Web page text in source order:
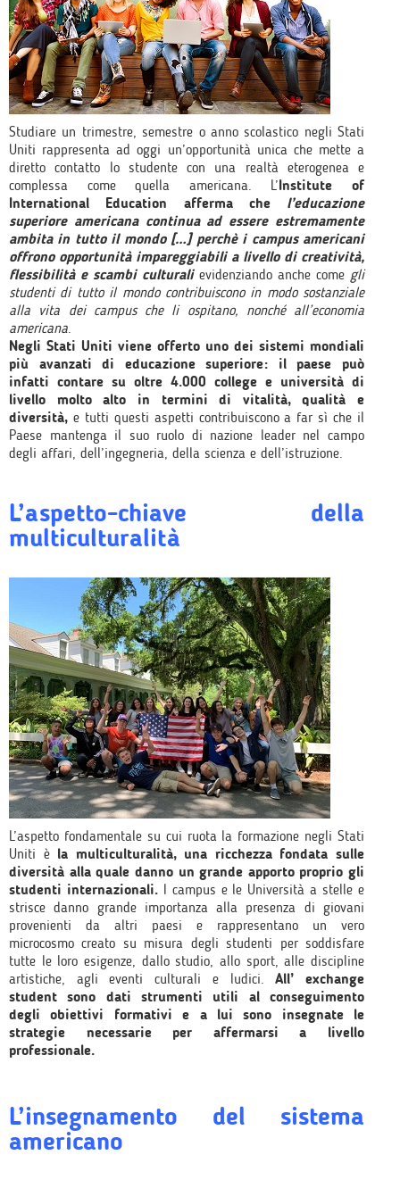
Studiare un trimestre, semestre o anno scolastico negli Stati
Uniti rappresenta ad oggi un’opportunità unica che mette a
diretto contatto lo studente con una realtà eterogenea e
complessa come quella americana. L’Institute of
International Education afferma che l’educazione
superiore americana continua ad essere estremamente
ambita in tutto il mondo […] perchè i campus americani
offrono opportunità impareggiabili a livello di creatività,
flessibilità e scambi culturali evidenziando anche come gli
studenti di tutto il mondo contribuiscono in modo sostanziale
alla vita dei campus che li ospitano, nonché all’economia
americana.
Negli Stati Uniti viene offerto uno dei sistemi mondiali
più avanzati di educazione superiore: il paese può
infatti contare su oltre 4.000 college e università di
livello molto alto in termini di vitalità, qualità e
diversità, e tutti questi aspetti contribuiscono a far sì che il
Paese mantenga il suo ruolo di nazione leader nel campo
degli affari, dell’ingegneria, della scienza e dell’istruzione.
L’aspetto-chiave della
multiculturalità
L’aspetto fondamentale su cui ruota la formazione negli Stati
Uniti è la multiculturalità, una ricchezza fondata sulle
diversità alla quale danno un grande apporto proprio gli
studenti internazionali.I campus e le Università a stelle e
strisce danno grande importanza alla presenza di giovani
provenienti da altri paesi e rappresentano un vero
microcosmo creato su misura degli studenti per soddisfare
tutte le loro esigenze, dallo studio, allo sport, alle discipline
artistiche, agli eventi culturali e ludici.All’ exchange
student sono dati strumenti utili al conseguimento
degli obiettivi formativi e a lui sono insegnate le
strategie necessarie per affermarsi a livello
professionale.
L’insegnamento del sistema
americano